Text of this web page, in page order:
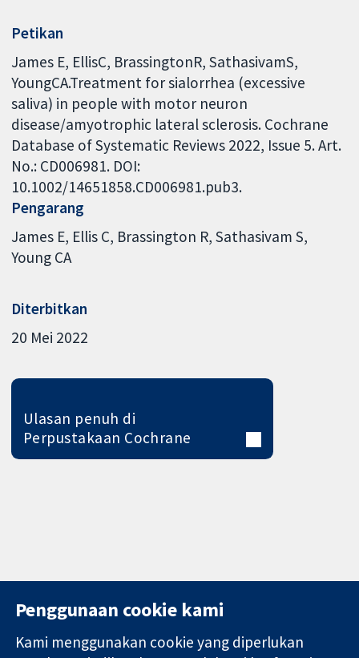
Petikan
James E, EllisC, BrassingtonR, SathasivamS,
YoungCA.Treatment for sialorrhea (excessive
saliva) in people with motor neuron
disease/amyotrophic lateral sclerosis. Cochrane
Database of Systematic Reviews 2022, Issue 5. Art.
No.: CD006981. DOI:
10.1002/14651858.CD006981.pub3.
Pengarang
James E Ellis C Brassington R Sathasivam S
Young CA
Diterbitkan
20 Mei 2022
Ulasan penuh di
Perpustakaan Cochrane
11-13 Cavendish Hubungi kita
Penggunaan cookie kami
Kami menggunakan cookie yang diperlukan